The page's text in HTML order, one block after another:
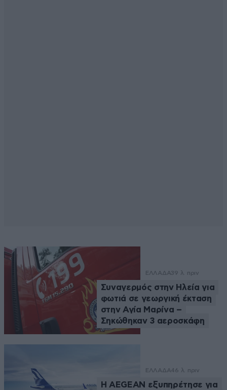
ΕΛΛΑΔΑ39 λ. πριν
Συναγερμός στην Ηλεία για
φωτιά σε γεωργική έκταση
στην Αγία Μαρίνα –
Σηκώθηκαν 3 αεροσκάφη
ΕΛΛΑΔΑ46 λ. πριν
Η AEGEAN εξυπηρέτησε για